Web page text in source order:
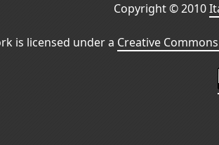
Copyright © 2010
is licensed under a Creative